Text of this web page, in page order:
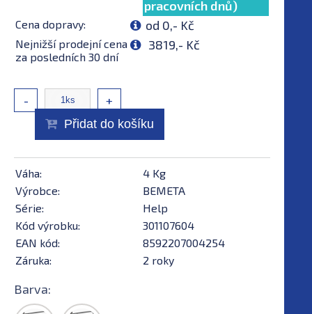
pracovních dnů)
Cena dopravy: od 0,- Kč
Nejnižší prodejní cena
za posledních 30 dní
3819,- Kč
- +
Přidat do košíku
Váha:
4 Kg
Výrobce:
BEMETA
Série:
Help
Kód výrobku:
301107604
EAN kód:
8592207004254
Záruka:
2 roky
Barva: